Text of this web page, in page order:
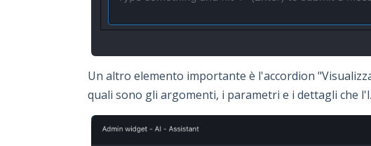
Un altro elemento importante è l'accordion
quali sono gli argomenti, i parametri e i dettagli che